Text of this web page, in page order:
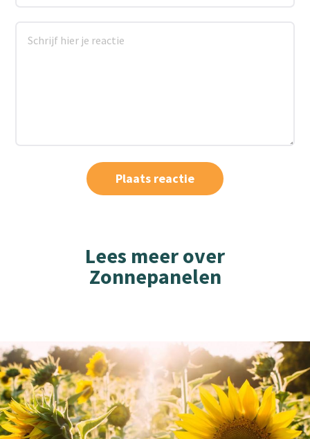
Lees meer over
Zonnepanelen